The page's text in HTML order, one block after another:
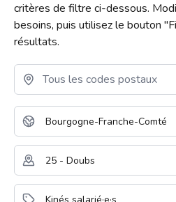
critères de filtre ci-dessous.
besoins, puis utilisez le bouton "
résultats.